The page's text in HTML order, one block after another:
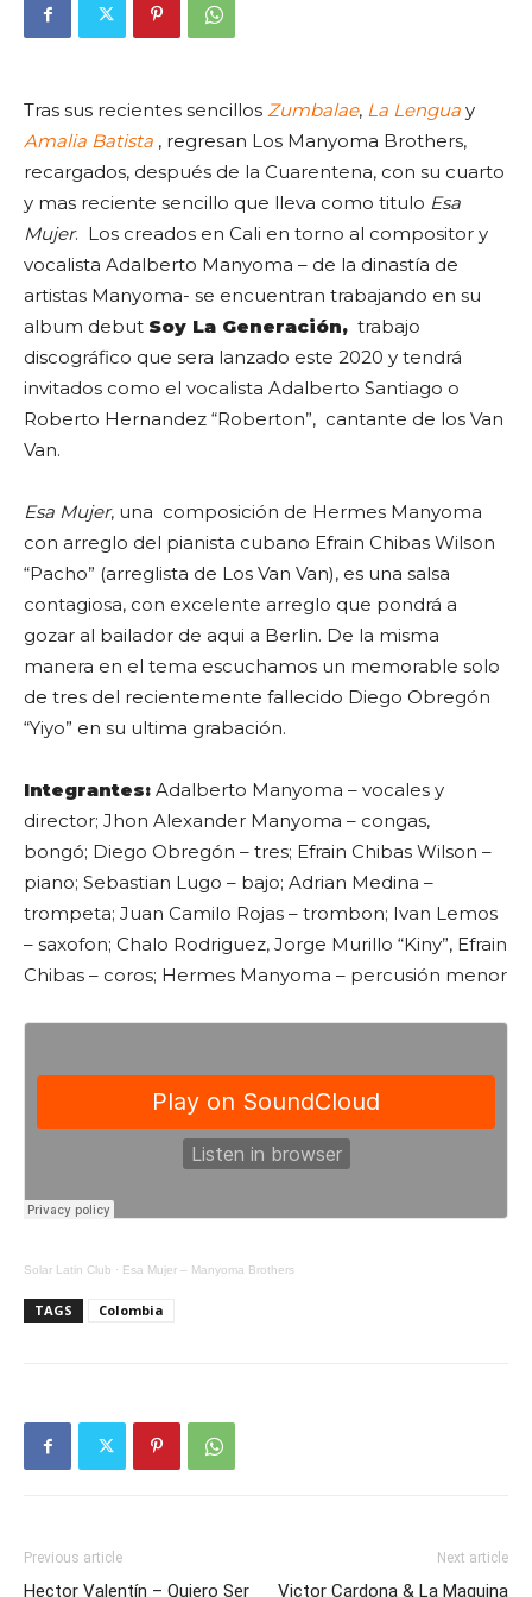
Tras sus recientes sencillos Zumbalae, La Lengua y
Amalia Batista , regresan Los Manyoma Brothers,
recargados, después de la Cuarentena, con su cuarto
y mas reciente sencillo que lleva como titulo Esa
Mujer. Los creados en Cali en torno al compositor y
vocalista Adalberto Manyoma – de la dinastía de
artistas Manyoma- se encuentran trabajando en su
album debut Soy La Generación, trabajo
discográfico que sera lanzado este 2020 y tendrá
invitados como el vocalista Adalberto Santiago o
Roberto Hernandez “Roberton”, cantante de los Van
Van.
Esa Mujer, una composición de Hermes Manyoma
con arreglo del pianista cubano Efrain Chibas Wilson
“Pacho” (arreglista de Los Van Van), es una salsa
contagiosa, con excelente arreglo que pondrá a
gozar al bailador de aqui a Berlin. De la misma
manera en el tema escuchamos un memorable solo
de tres del recientemente fallecido Diego Obregón
“Yiyo” en su ultima grabación.
Integrantes: Adalberto Manyoma – vocales y
director; Jhon Alexander Manyoma – congas,
bongó; Diego Obregón – tres; Efrain Chibas Wilson –
piano; Sebastian Lugo – bajo; Adrian Medina –
trompeta; Juan Camilo Rojas – trombon; Ivan Lemos
– saxofon; Chalo Rodriguez, Jorge Murillo “Kiny”, Efrain
Chibas – coros; Hermes Manyoma – percusión menor
Solar Latin Club · Esa Mujer – Manyoma Brothers
TAGS Colombia
Previous article
Hector Valentín – Quiero Ser
Next article
Victor Cardona & La Maquina